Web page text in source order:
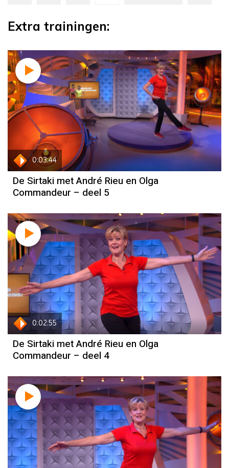
Extra trainingen:
0:03:44
De Sirtaki met André Rieu en Olga
Commandeur – deel 5
0:02:55
De Sirtaki met André Rieu en Olga
Commandeur – deel 4